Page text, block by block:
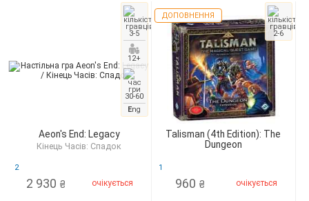
Aeon's End: Legacy
Кінець Часів: Спадок
3-5
12+
30-60
Eng
2
2 930 ₴ очікується
Talisman (4th Edition): The
Dungeon
2-6
ДОПОВНЕННЯ
1
960 ₴ очікується